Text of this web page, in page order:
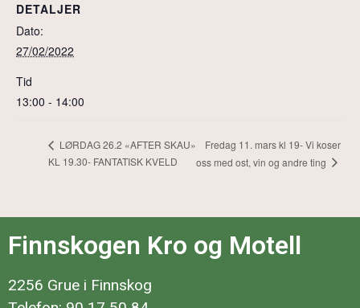
DETALJER
Dato:
27/02/2022
Tid
13:00 - 14:00
LØRDAG 26.2 «AFTER SKAU»
KL 19.30- FANTATISK KVELD
Fredag 11. mars kl 19- Vi koser
oss med ost, vin og andre ting
Finnskogen Kro og Motell
2256 Grue i Finnskog